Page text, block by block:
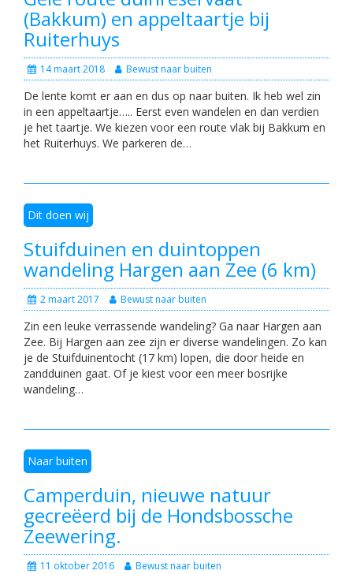
(Bakkum) en appeltaartje bij
Ruiterhuys
14 maart 2018 Bewust naar buiten
De lente komt er aan en dus op naar buiten. Ik heb wel zin
in een appeltaartje….. Eerst even wandelen en dan verdien
je het taartje. We kiezen voor een route vlak bij Bakkum en
het Ruiterhuys. We parkeren de…
Dit doen wij
Stuifduinen en duintoppen
wandeling Hargen aan Zee (6 km)
2 maart 2017 Bewust naar buiten
Zin een leuke verrassende wandeling? Ga naar Hargen aan
Zee. Bij Hargen aan zee zijn er diverse wandelingen. Zo kan
je de Stuifduinentocht (17 km) lopen, die door heide en
zandduinen gaat. Of je kiest voor een meer bosrijke
wandeling…
Naar buiten
Camperduin, nieuwe natuur
gecreëerd bij de Hondsbossche
Zeewering.
11 oktober 2016 Bewust naar buiten